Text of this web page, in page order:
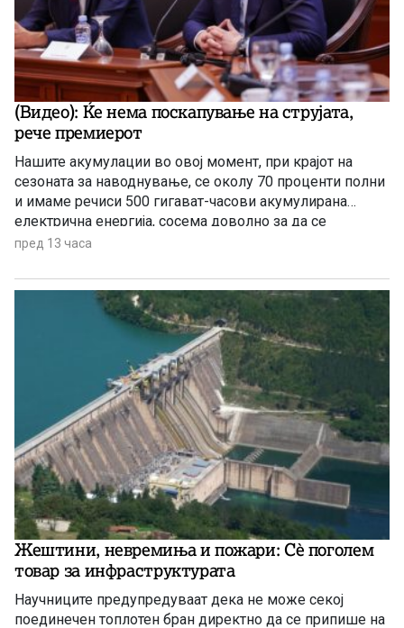
(Видео): Ќе нема поскапување на струјата,
рече премиерот
Нашите акумулации во овој момент, при крајот на
сезоната за наводнување, се околу 70 проценти полни
и имаме речиси 500 гигават-часови акумулирана
електрична енергија, сосема доволно за да се
чувствуваме безбедни, комотни и да немаме
индустријата. И нема да правиме панични прес-
конференции, вели премиерот Христијан Мицкоски.
пред 13 часа
Жештини, невремиња и пожари: Сè поголем
товар за инфраструктурата
Научниците предупредуваат дека не може секој
поединечен топлотен бран директно да се припише на